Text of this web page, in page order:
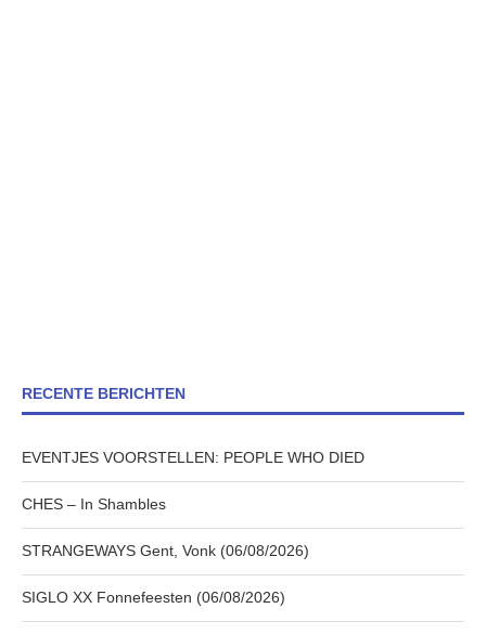
RECENTE BERICHTEN
EVENTJES VOORSTELLEN: PEOPLE WHO DIED
CHES – In Shambles
STRANGEWAYS Gent, Vonk (06/08/2026)
SIGLO XX Fonnefeesten (06/08/2026)